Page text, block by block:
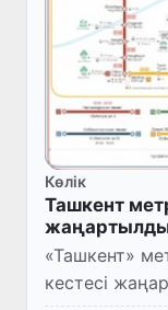
Көлік
Ташкент
«Ташкент»
кестесі